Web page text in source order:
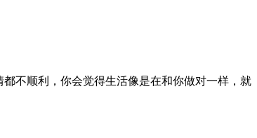
不顺利，你会觉得生活像是在和你做对一样，就